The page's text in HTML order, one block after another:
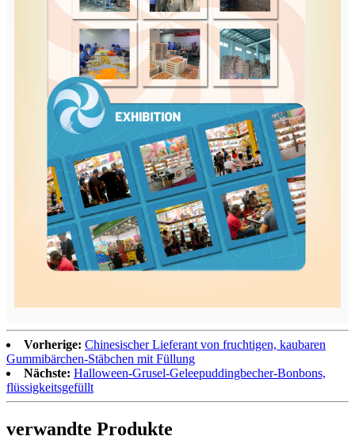
Vorherige: Chinesischer Lieferant von fruchtigen, kaubaren
Gummibärchen-Stäbchen mit Füllung
Nächste: Halloween-Grusel-Geleepuddingbecher-Bonbons,
flüssigkeitsgefüllt
verwandte Produkte